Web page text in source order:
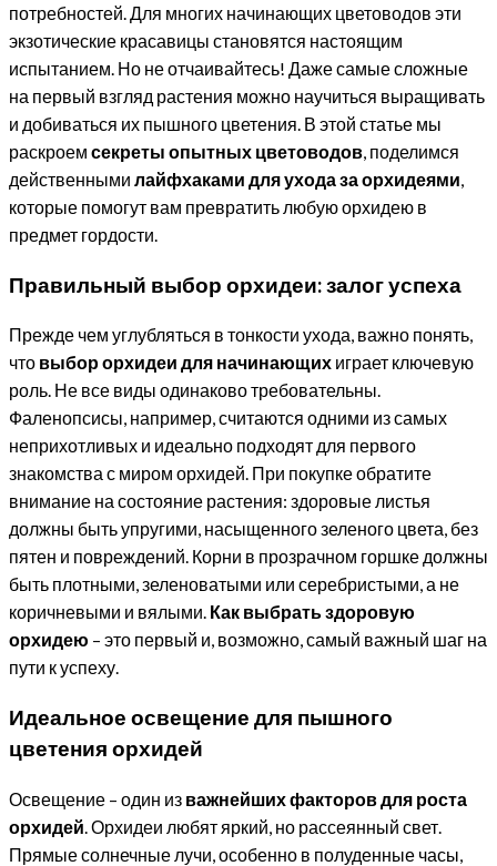
потребностей. Для многих начинающих цветоводов эти
экзотические красавицы становятся настоящим
испытанием. Но не отчаивайтесь! Даже самые сложные
на первый взгляд растения можно научиться выращивать
и добиваться их пышного цветения. В этой статье мы
раскроем секреты опытных цветоводов, поделимся
действенными лайфхаками для ухода за орхидеями,
которые помогут вам превратить любую орхидею в
предмет гордости.
Правильный выбор орхидеи: залог успеха
Прежде чем углубляться в тонкости ухода, важно понять,
что выбор орхидеи для начинающих играет ключевую
роль. Не все виды одинаково требовательны.
Фаленопсисы, например, считаются одними из самых
неприхотливых и идеально подходят для первого
знакомства с миром орхидей. При покупке обратите
внимание на состояние растения: здоровые листья
должны быть упругими, насыщенного зеленого цвета, без
пятен и повреждений. Корни в прозрачном горшке должны
быть плотными, зеленоватыми или серебристыми, а не
коричневыми и вялыми. Как выбрать здоровую
орхидею – это первый и, возможно, самый важный шаг на
пути к успеху.
Идеальное освещение для пышного
цветения орхидей
Освещение – один из важнейших факторов для роста
орхидей . Орхидеи любят яркий, но рассеянный свет.
Прямые солнечные лучи, особенно в полуденные часы,